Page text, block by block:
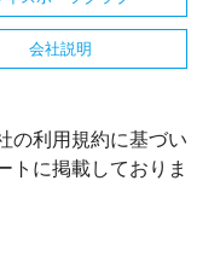
会社説明
の利用規約に基づい
トに掲載しておりま